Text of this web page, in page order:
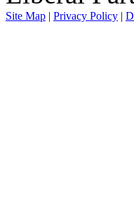
Site Map | Privacy Policy |